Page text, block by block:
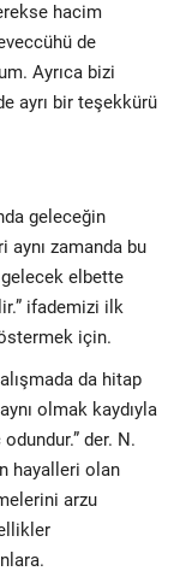
hacim
de
Ayrıca bizi
ayrı bir teşekkürü
geleceğin
aynı zamanda bu
gelecek elbette
ifademizi ilk
için.
da hitap
olmak kaydıyla
der. N.
hayalleri olan
arzu